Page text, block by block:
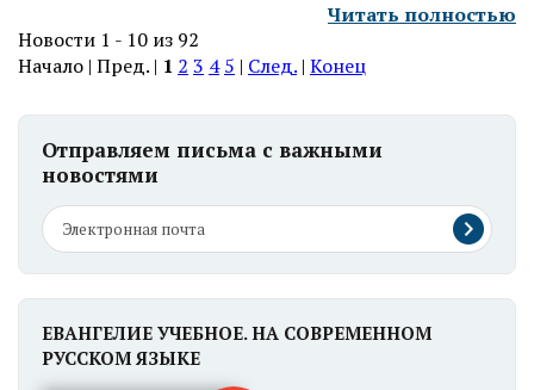
Читать полностью
Новости 1 - 10 из 92
Начало | Пред. | 1 2 3 4 5 | След. | Конец
Отправляем письма с важными
новостями
ЕВАНГЕЛИЕ УЧЕБНОЕ. НА СОВРЕМЕННОМ
РУССКОМ ЯЗЫКЕ